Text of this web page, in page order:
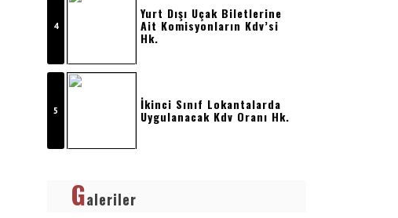
Hesaplanmayacak, Bu İşler
Nedeni İle Geri
Getirilmemek Üzere Yurt
Dışına Gö
Yurt Dışı Uçak Biletlerine
Ait Komisyonların Kdv’si
Hk.
İkinci Sınıf Lokantalarda
Uygulanacak Kdv Oranı Hk.
Galeriler